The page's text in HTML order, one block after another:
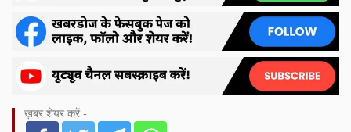
ख़बर शेयर करें -